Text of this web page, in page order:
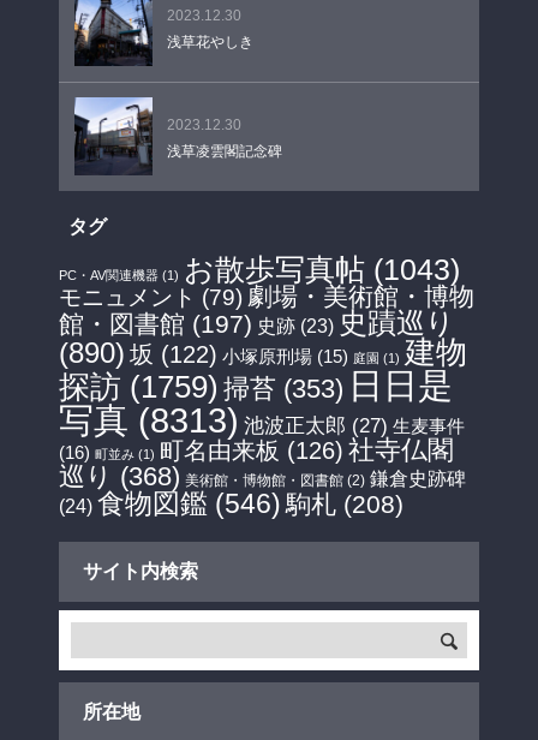
2023.12.30
浅草花やしき
2023.12.30
浅草凌雲閣記念碑
タグ
PC・AV関連機器 (1) お散歩写真帖 (1043)
モニュメント (79) 劇場・美術館・博物
館・図書館 (197) 史跡 (23) 史蹟巡り
(890) 坂 (122) 小塚原刑場 (15) 庭園 (1) 建物
探訪 (1759) 掃苔 (353) 日日是
写真 (8313) 池波正太郎 (27) 生麦事件
(16) 町並み (1) 町名由来板 (126) 社寺仏閣
巡り (368) 美術館・博物館・図書館 (2) 鎌倉史跡碑
(24) 食物図鑑 (546) 駒札 (208)
サイト内検索
所在地